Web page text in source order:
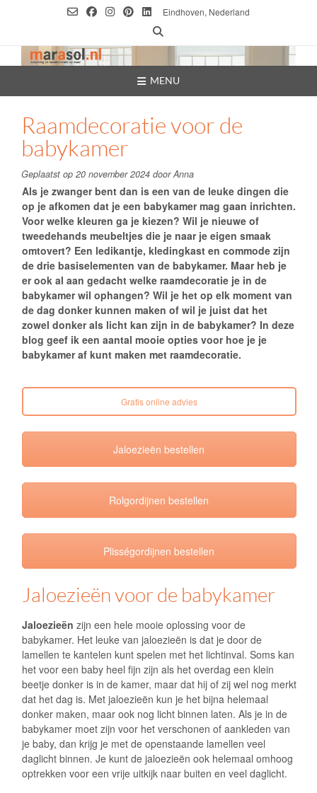
Eindhoven, Nederland
MENU
Raamdecoratie voor de
babykamer
Geplaatst op 20 november 2024 doorAnna
Als je zwanger bent dan is een van de leuke dingen die
op je afkomen dat je een babykamer mag gaan inrichten.
Voor welke kleuren ga je kiezen? Wil je nieuwe of
tweedehands meubeltjes die je naar je eigen smaak
omtovert? Een ledikantje, kledingkast en commode zijn
de drie basiselementen van de babykamer. Maar heb je
er ook al aan gedacht welke raamdecoratie je in de
babykamer wil ophangen? Wil je het op elk moment van
de dag donker kunnen maken of wil je juist dat het
zowel donker als licht kan zijn in de babykamer? In deze
blog geef ik een aantal mooie opties voor hoe je je
babykamer af kunt maken met raamdecoratie.
Gratis online advies
Jaloezieën bestellen
Rolgordijnen bestellen
Plisségordijnen bestellen
Jaloezieën voor de babykamer
Jaloezieën zijn een hele mooie oplossing voor de
babykamer. Het leuke van jaloezieën is dat je door de
lamellen te kantelen kunt spelen met het lichtinval. Soms kan
het voor een baby heel fijn zijn als het overdag een klein
beetje donker is in de kamer, maar dat hij of zij wel nog merkt
dat het dag is. Met jaloezieën kun je het bijna helemaal
donker maken, maar ook nog licht binnen laten. Als je in de
babykamer moet zijn voor het verschonen of aankleden van
je baby, dan krijg je met de openstaande lamellen veel
daglicht binnen. Je kunt de jaloezieën ook helemaal omhoog
optrekken voor een vrije uitkijk naar buiten en veel daglicht.